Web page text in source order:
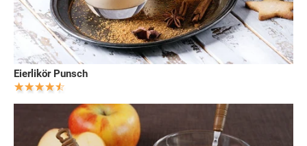
Eierlikör Punsch